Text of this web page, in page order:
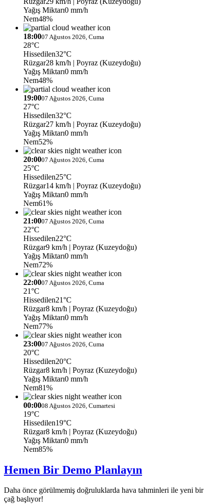
Yağış Miktarı0 mm/h
Nem48%
18:0007 Ağustos 2026, Cuma
28°C
Hissedilen32°C
Rüzgar28 km/h | Poyraz (Kuzeydoğu)
Yağış Miktarı0 mm/h
Nem48%
19:0007 Ağustos 2026, Cuma
27°C
Hissedilen32°C
Rüzgar27 km/h | Poyraz (Kuzeydoğu)
Yağış Miktarı0 mm/h
Nem52%
20:0007 Ağustos 2026, Cuma
25°C
Hissedilen25°C
Rüzgar14 km/h | Poyraz (Kuzeydoğu)
Yağış Miktarı0 mm/h
Nem61%
21:0007 Ağustos 2026, Cuma
22°C
Hissedilen22°C
Rüzgar9 km/h | Poyraz (Kuzeydoğu)
Yağış Miktarı0 mm/h
Nem72%
22:0007 Ağustos 2026, Cuma
21°C
Hissedilen21°C
Rüzgar8 km/h | Poyraz (Kuzeydoğu)
Yağış Miktarı0 mm/h
Nem77%
23:0007 Ağustos 2026, Cuma
20°C
Hissedilen20°C
Rüzgar8 km/h | Poyraz (Kuzeydoğu)
Yağış Miktarı0 mm/h
Nem81%
00:0008 Ağustos 2026, Cumartesi
19°C
Hissedilen19°C
Rüzgar8 km/h | Poyraz (Kuzeydoğu)
Yağış Miktarı0 mm/h
Nem85%
Hemen Bir Demo Planlayın
Daha önce görülmemiş doğruluklarda hava tahminleri ile yeni bir
çağ başlıyor!